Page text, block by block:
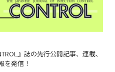
』誌の先行公開記事、連載、
を発信！